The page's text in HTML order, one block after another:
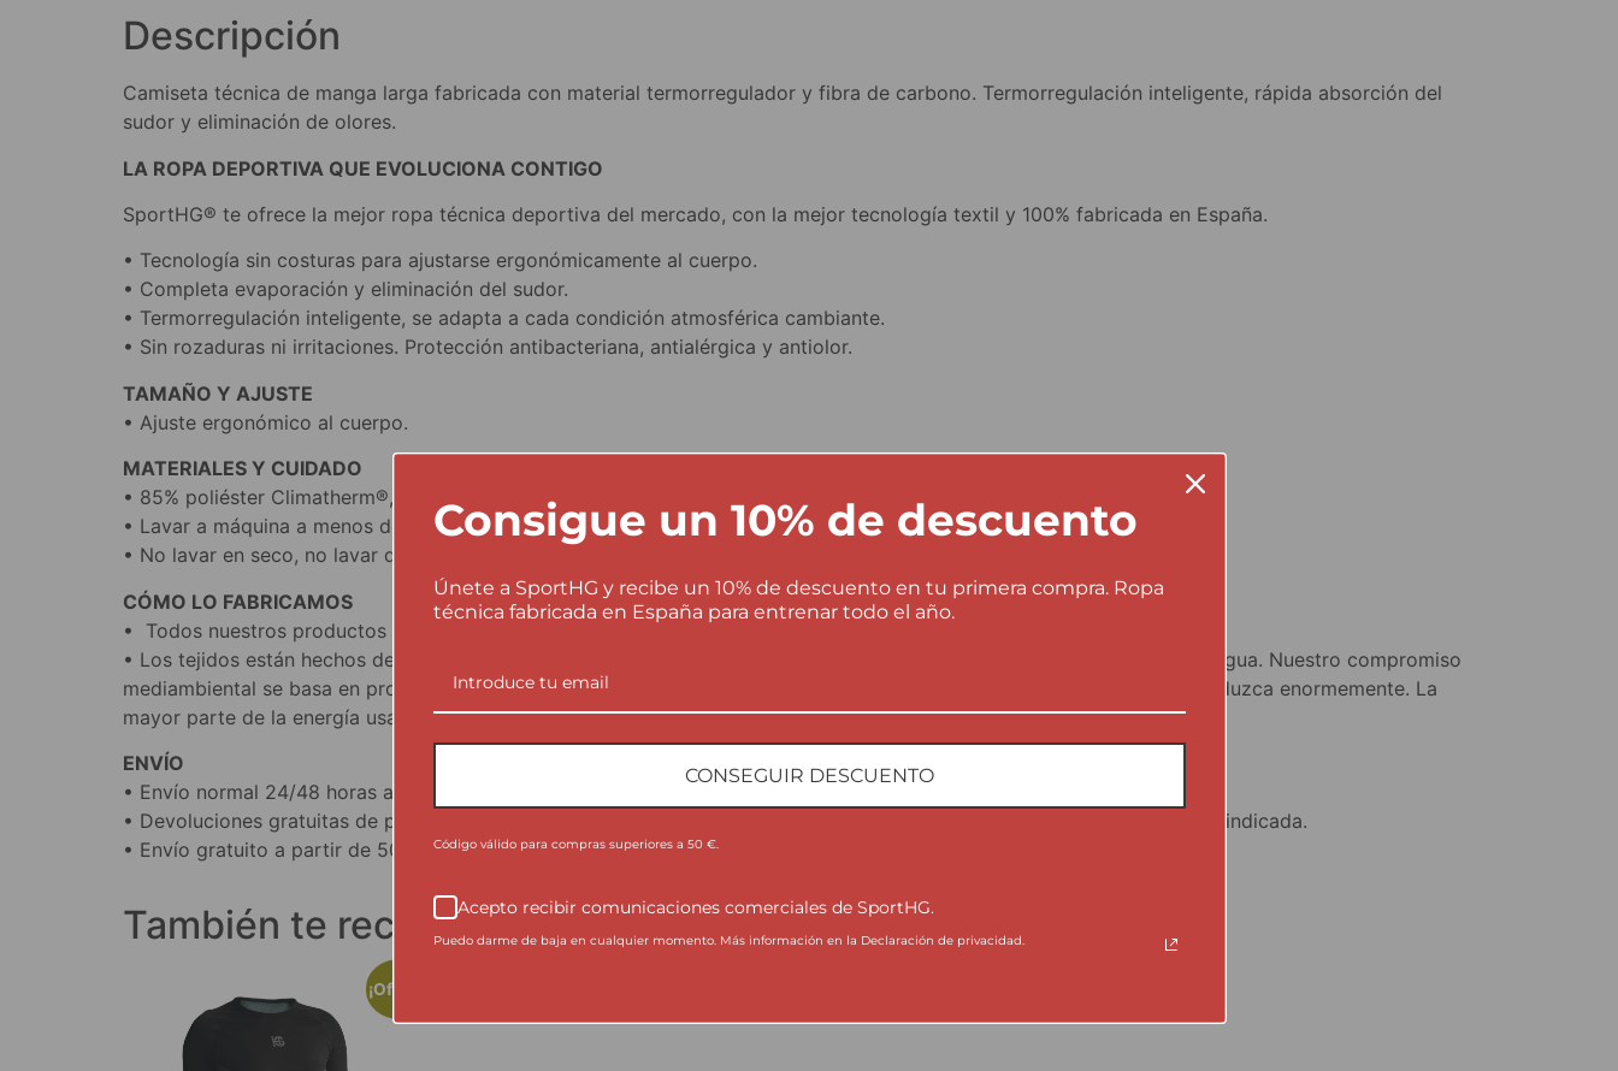
Descripción
Camiseta técnica de manga larga fabricada con material termorregulador y fibra de carbono. Termorregulación inteligente, rápida absorción del
sudor y eliminación de olores.
LA ROPA DEPORTIVA QUE EVOLUCIONA CONTIGO
SportHG® te ofrece la mejor ropa técnica deportiva del mercado, con la mejor tecnología textil y 100% fabricada en España.
• Tecnología sin costuras para ajustarse ergonómicamente al cuerpo.
• Completa evaporación y eliminación del sudor.
• Termorregulación inteligente, se adapta a cada condición atmosférica cambiante.
• Sin rozaduras ni irritaciones. Protección antibacteriana, antialérgica y antiolor.
TAMAÑO Y AJUSTE
• Ajuste ergonómico al cuerpo.
MATERIALES Y CUIDADO
• 85% poliéster Climatherm®, 7% poliamida,6% elastano, 2% fibra de carbono
• Lavar a máquina a menos de 40ºC.
• No lavar en seco, no lavar del revés, no planchar ni usar suavizante.
CÓMO LO FABRICAMOS
• Todos nuestros productos se fabrican 100% en España.
• Los tejidos están hechos de material sintético, pero para la fabricación de sus filamentos no se utiliza ni una gota de agua. Nuestro compromiso
mediambiental se basa en producción local y en la durabilidad de los productos, para que su efecto contaminante se reduzca enormemente. La
mayor parte de la energía usada por la empresa está generada a partir de placas fotovoltaicas.
ENVÍO
• Envío normal 24/48 horas a Península Ibérica.
• Devoluciones gratuitas de pedidos completos en la dirección indicada. Devoluciones parciales por 2,95€ en dirección indicada.
• Envío gratuito a partir de 50€ en el carrito.
También te recomendamos…
¡Oferta!
Consigue un 10% de descuento
Únete a SportHG y recibe un 10% de descuento en tu primera compra. Ropa
técnica fabricada en España para entrenar todo el año.
CONSEGUIR DESCUENTO
Código válido para compras superiores a 50 €.
Acepto recibir comunicaciones comerciales de SportHG.
Puedo darme de baja en cualquier momento. Más información en la Declaración de privacidad.